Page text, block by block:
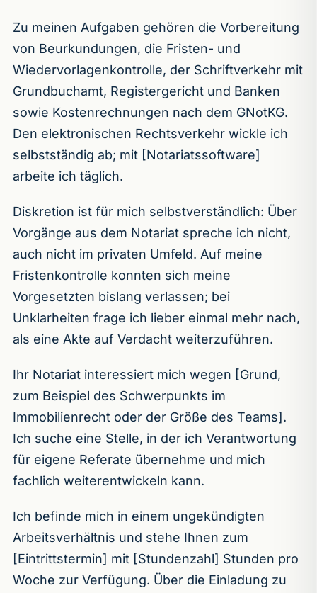
Zu meinen Aufgaben gehören die Vorbereitung
von Beurkundungen, die Fristen- und
Wiedervorlagenkontrolle, der Schriftverkehr mit
Grundbuchamt, Registergericht und Banken
sowie Kostenrechnungen nach dem GNotKG.
Den elektronischen Rechtsverkehr wickle ich
selbstständig ab; mit [Notariatssoftware]
arbeite ich täglich.
Diskretion ist für mich selbstverständlich: Über
Vorgänge aus dem Notariat spreche ich nicht,
auch nicht im privaten Umfeld. Auf meine
Fristenkontrolle konnten sich meine
Vorgesetzten bislang verlassen; bei
Unklarheiten frage ich lieber einmal mehr nach,
als eine Akte auf Verdacht weiterzuführen.
Ihr Notariat interessiert mich wegen [Grund,
zum Beispiel des Schwerpunkts im
Immobilienrecht oder der Größe des Teams].
Ich suche eine Stelle, in der ich Verantwortung
für eigene Referate übernehme und mich
fachlich weiterentwickeln kann.
Ich befinde mich in einem ungekündigten
Arbeitsverhältnis und stehe Ihnen zum
[Eintrittstermin] mit [Stundenzahl] Stunden pro
Woche zur Verfügung. Über die Einladung zu